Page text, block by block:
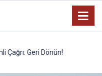
Çağrı: Geri Dönün!